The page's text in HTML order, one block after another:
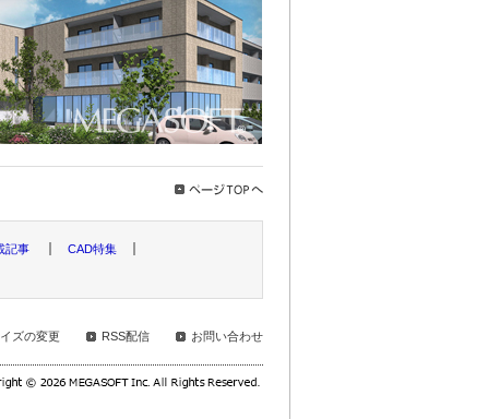
記事
CAD特集
ズの変更 RSS配信 お問い合わせ